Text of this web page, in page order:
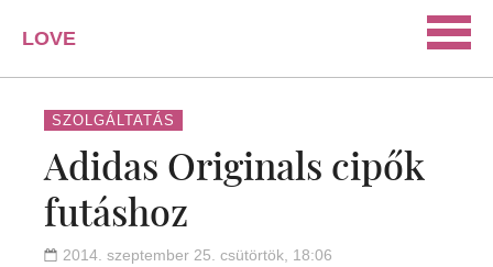
LOVE
PORTAL
SZERELEM
ISMERKEDÉS
PÁRKAPCSOLAT
HÁZASSÁG
SZOLGÁLTATÁS
Adidas Originals cipők
futáshoz
2014. szeptember 25. csütörtök, 18:06